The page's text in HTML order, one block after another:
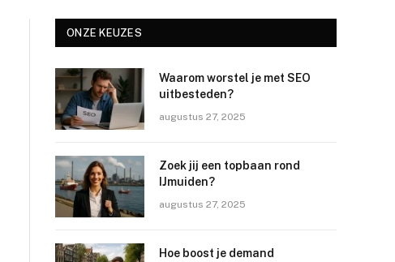
ONZE KEUZES
Waarom worstel je met SEO
uitbesteden?
augustus 27, 2025
Zoek jij een topbaan rond
IJmuiden?
augustus 27, 2025
Hoe boost je demand